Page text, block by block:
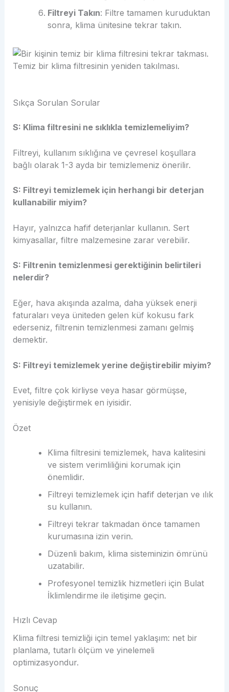
Filtreyi Takın: Filtre tamamen kuruduktan
sonra, klima ünitesine tekrar takın.
Temiz bir klima filtresinin yeniden takılması.
Sıkça Sorulan Sorular
S: Klima filtresini ne sıklıkla temizlemeliyim?
Filtreyi, kullanım sıklığına ve çevresel koşullara
bağlı olarak 1-3 ayda bir temizlemeniz önerilir.
S: Filtreyi temizlemek için herhangi bir deterjan
kullanabilir miyim?
Hayır, yalnızca hafif deterjanlar kullanın. Sert
kimyasallar, filtre malzemesine zarar verebilir.
S: Filtrenin temizlenmesi gerektiğinin belirtileri
nelerdir?
Eğer, hava akışında azalma, daha yüksek enerji
faturaları veya üniteden gelen küf kokusu fark
ederseniz, filtrenin temizlenmesi zamanı gelmiş
demektir.
S: Filtreyi temizlemek yerine değiştirebilir miyim?
Evet, filtre çok kirliyse veya hasar görmüşse,
yenisiyle değiştirmek en iyisidir.
Özet
Klima filtresini temizlemek, hava kalitesini
ve sistem verimliliğini korumak için
önemlidir.
Filtreyi temizlemek için hafif deterjan ve ılık
su kullanın.
Filtreyi tekrar takmadan önce tamamen
kurumasına izin verin.
Düzenli bakım, klima sisteminizin ömrünü
uzatabilir.
Profesyonel temizlik hizmetleri için Bulat
İklimlendirme ile iletişime geçin.
Hızlı Cevap
Klima filtresi temizliği için temel yaklaşım: net bir
planlama, tutarlı ölçüm ve yinelemeli
optimizasyondur.
Sonuç